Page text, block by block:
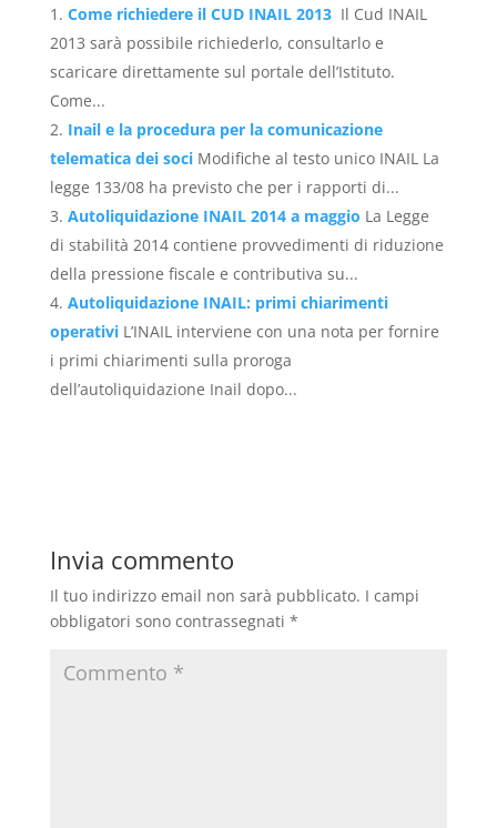
Come richiedere il CUD INAIL 2013 Il Cud INAIL
2013 sarà possibile richiederlo, consultarlo e
scaricare direttamente sul portale dell’Istituto.
Come...
Inail e la procedura per la comunicazione
telematica dei soci Modifiche al testo unico INAIL La
legge 133/08 ha previsto che per i rapporti di...
Autoliquidazione INAIL 2014 a maggio La Legge
di stabilità 2014 contiene provvedimenti di riduzione
della pressione fiscale e contributiva su...
Autoliquidazione INAIL: primi chiarimenti
operativi L’INAIL interviene con una nota per fornire
i primi chiarimenti sulla proroga
dell’autoliquidazione Inail dopo...
Invia commento
Il tuo indirizzo email non sarà pubblicato. I campi
obbligatori sono contrassegnati *